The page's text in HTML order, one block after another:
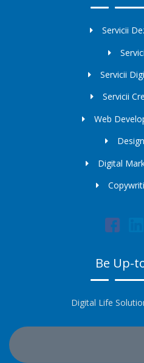
Servicii
Servicii
Servicii
Web
Digital
Be Up-
Digital Life